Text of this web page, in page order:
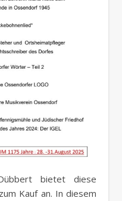
bietet diese
Kauf an. In diesem